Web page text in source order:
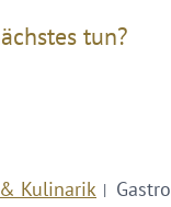
tun?
Kulinarik Gastro